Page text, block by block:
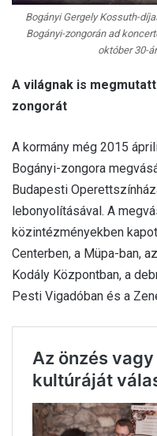
Bogányi Gergely Kossuth-
Bogányi-zongorán ad
október 30-
A világnak is
zongorát
A kormány még 2015
Bogányi-zongora
Budapesti
lebonyolításával. A
közintézményekben
Centerben, a Müpa-ban,
Kodály Központban, a
Pesti Vigadóban és a